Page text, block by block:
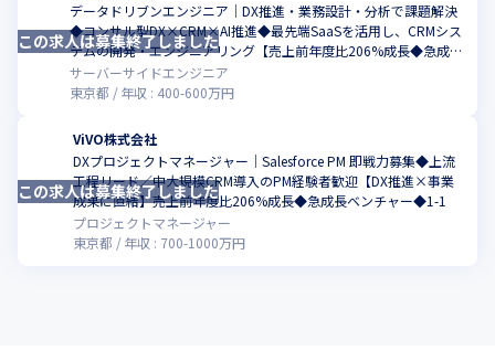
データドリブンエンジニア｜DX推進・業務設計・分析で課題解決
◆コンサル型DX×CRM×AI推進◆最先端SaaSを活用し、CRMシス
テムの開発・エンジニアリング【売上前年度比206%成長◆急成長
ベンチャー】
サーバーサイドエンジニア
東京都
年収 : 400-600万円
この求人は募集終了しました
ViVO株式会社
DXプロジェクトマネージャー｜Salesforce PM 即戦力募集◆上流
工程リード／中大規模CRM導入のPM経験者歓迎【DX推進×事業
成果に直結】売上前年度比206%成長◆急成長ベンチャー◆1-1
プロジェクトマネージャー
東京都
年収 : 700-1000万円
この求人は募集終了しました